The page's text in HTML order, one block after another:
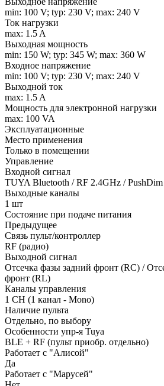
min: 100 V; typ: 230 V; max: 240 V
Ток нагрузки
max: 1.5 A
Выходная мощность
min: 150 W; typ: 345 W; max: 360 W
Входное напряжение
min: 100 V; typ: 230 V; max: 240 V
Выходной ток
max: 1.5 A
Мощность для электронной нагрузки
max: 100 VA
Эксплуатационные
Место применения
Только в помещении
Управление
Входной сигнал
TUYA Bluetooth / RF 2.4GHz /
Выходные каналы
1 шт
Состояние при подаче питания
Предыдущее
Связь пульт/контроллер
RF (радио)
Выходной сигнал
Отсечка фазы задний фронт (RC) /
фронт (RL)
Каналы управления
1 CH (1 канал - Mono)
Наличие пульта
Отдельно, по выбору
Особенности упр-я Tuya
BLE + RF (пульт приобр. отдельно)
Работает с "Алисой"
Да
Работает с "Марусей"